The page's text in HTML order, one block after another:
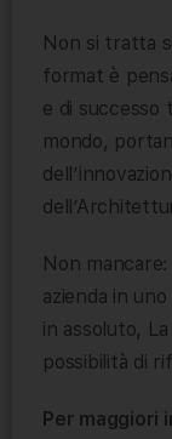
Non si tratta
format è
e di successo
mondo,
Non
azienda in
in assoluto,
possibilità di
Per maggiori